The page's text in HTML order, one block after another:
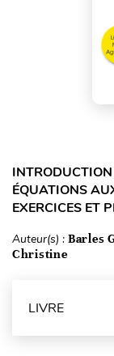
INTRODUCTION
ÉQUATIONS
EXERCICES ET
Auteur(s) : Barles
Christine
LIVRE